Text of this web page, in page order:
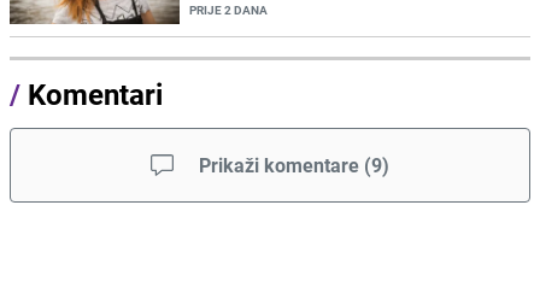
PRIJE 2 DANA
/ Komentari
Prikaži komentare (9)